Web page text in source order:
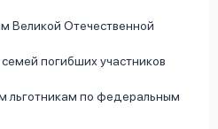
Великой Отечественной
погибших участников
льготникам по федеральным